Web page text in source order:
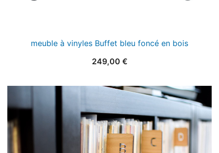
meuble à vinyles Buffet bleu foncé en bois
249,00 €